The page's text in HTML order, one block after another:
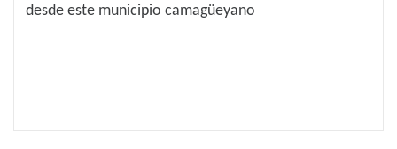
desde este municipio camagüeyano